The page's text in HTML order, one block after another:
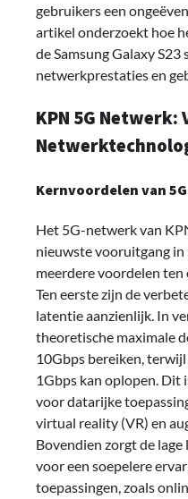
gebruikers een
artikel onderzoekt hoe
de Samsung Galaxy
netwerkprestaties en
KPN 5G
Kernvoordelen van
Het 5G-netwerk van
nieuwste vooruitgang
meerdere voordelen
Ten eerste zijn de
latentie aanzienlijk. In
theoretische maximale
10Gbps bereiken,
1Gbps kan oplopen. Dit
voor datarijke
virtual reality (VR) en
Bovendien zorgt de
voor een soepelere
toepassingen, zoals